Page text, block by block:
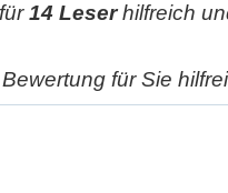
14 Leserhilfreich
für Sie